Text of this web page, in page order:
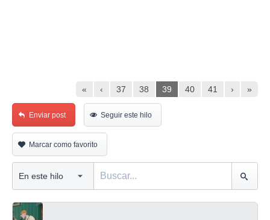
« ‹ 37 38 39 40 41 › »
Enviar post Seguir este hilo
Marcar como favorito